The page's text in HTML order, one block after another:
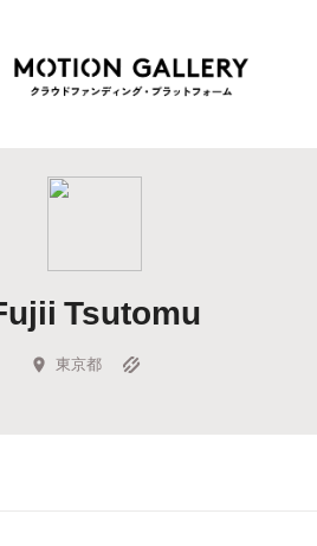
Highlight
Feature
キュレーターから探す
Tsutomu
東京都